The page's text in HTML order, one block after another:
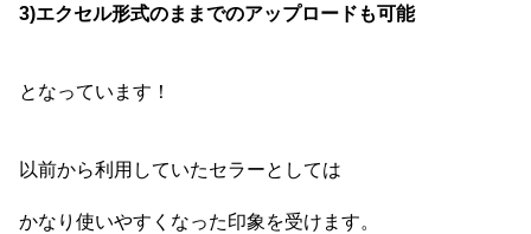
3)エクセル形式のままでのアップロードも可能
となっています！
以前から利用していたセラーとしては
かなり使いやすくなった印象を受けます。